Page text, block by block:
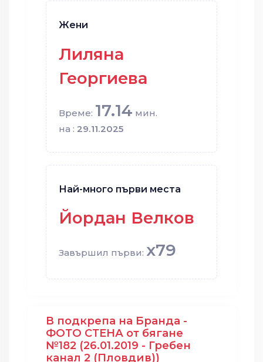
Жени
Лиляна
Георгиева
Време: 17.14 мин.
на : 29.11.2025
Най-много първи места
Йордан Велков
Завършил първи: x79
В подкрепа на Бранда -
ФОТО СТЕНА от бягане
№182 (26.01.2019 - Гребен
канал 2 (Пловдив))